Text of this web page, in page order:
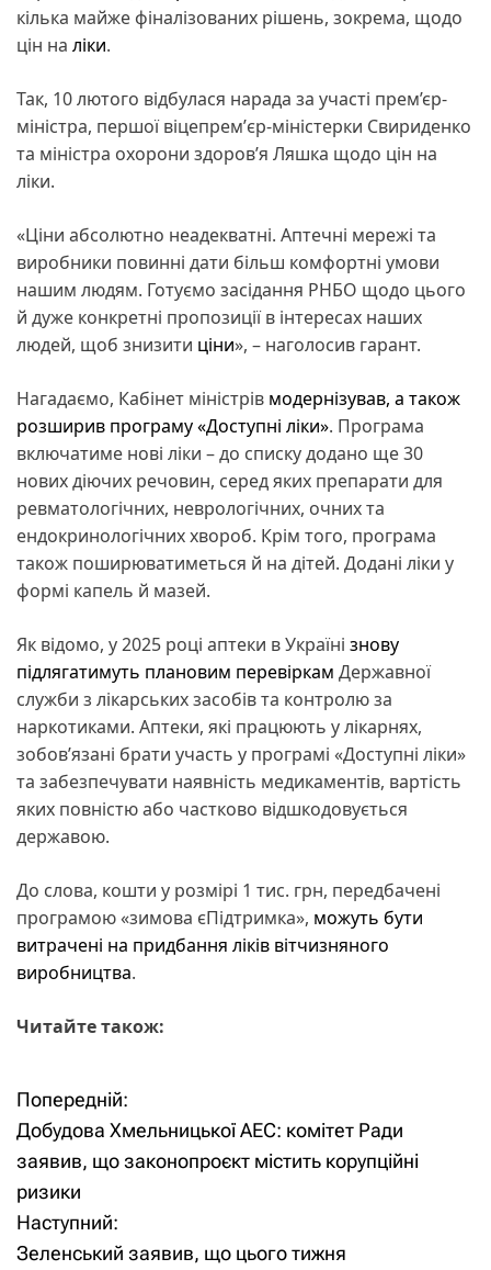
кілька майже фіналізованих рішень, зокрема, щодо
цін на ліки.
Так, 10 лютого відбулася нарада за участі прем’єр-
міністра, першої віцепремʼєр-міністерки Свириденко
та міністра охорони здоров’я Ляшка щодо цін на
ліки.
«Ціни абсолютно неадекватні. Аптечні мережі та
виробники повинні дати більш комфортні умови
нашим людям. Готуємо засідання РНБО щодо цього
й дуже конкретні пропозиції в інтересах наших
людей, щоб знизити ціни», – наголосив гарант.
Нагадаємо, Кабінет міністрів модернізував, а також
розширив програму «Доступні ліки». Програма
включатиме нові ліки – до списку додано ще 30
нових діючих речовин, серед яких препарати для
ревматологічних, неврологічних, очних та
ендокринологічних хвороб. Крім того, програма
також поширюватиметься й на дітей. Додані ліки у
формі капель й мазей.
Як відомо, у 2025 році аптеки в Україні знову
підлягатимуть плановим перевіркам Державної
служби з лікарських засобів та контролю за
наркотиками. Аптеки, які працюють у лікарнях,
зобовʼязані брати участь у програмі «Доступні ліки»
та забезпечувати наявність медикаментів, вартість
яких повністю або частково відшкодовується
державою.
До слова, кошти у розмірі 1 тис. грн, передбачені
програмою «зимова єПідтримка», можуть бути
витрачені на придбання ліків вітчизняного
виробництва.
Читайте також:
Н
а
в
і
Попередній:
Добудова Хмельницької АЕС: комітет Ради
заявив, що законопроєкт містить корупційні
ризики
Наступний:
Зеленський заявив, що цього тижня